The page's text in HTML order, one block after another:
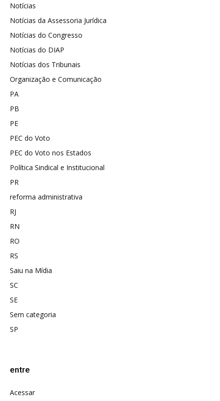
Notícias
Notícias da Assessoria Jurídica
Notícias do Congresso
Notícias do DIAP
Notícias dos Tribunais
Organização e Comunicação
PA
PB
PE
PEC do Voto
PEC do Voto nos Estados
Política Sindical e Institucional
PR
reforma administrativa
RJ
RN
RO
RS
Saiu na Mídia
SC
SE
Sem categoria
SP
entre
Acessar